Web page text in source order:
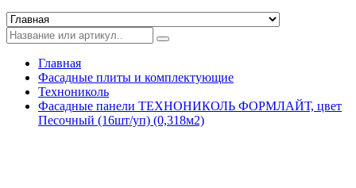
Главная
Фасадные плиты и комплектующие
Технониколь
Фасадные панели ТЕХНОНИКОЛЬ ФОРМЛАЙТ, цвет
Песочный (16шт/уп) (0,318м2)